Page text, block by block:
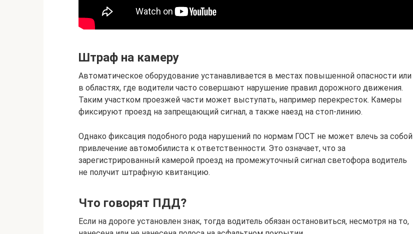
Штраф на камеру
Автоматическое оборудование устанавливается в местах повышенной опасности или
в областях, где водители часто совершают нарушение правил дорожного движения.
Таким участком проезжей части может выступать, например перекресток. Камеры
фиксируют проезд на запрещающий сигнал, а также наезд на стоп-линию.
Однако фиксация подобного рода нарушений по нормам ГОСТ не может влечь за собой
привлечение автомобилиста к ответственности. Это означает, что за
зарегистрированный камерой проезд на промежуточный сигнал светофора водитель
не получит штрафную квитанцию.
Что говорят ПДД?
Если на дороге установлен знак, тогда водитель обязан остановиться, несмотря на то,